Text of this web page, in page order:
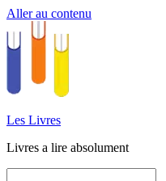
Aller au contenu
Les Livres
Livres a lire absolument